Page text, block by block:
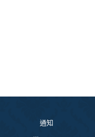
通知